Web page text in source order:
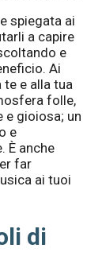
spiegata ai
a capire
e
Ai
e alla tua
folle,
e gioiosa; un
e
È anche
far
ai tuoi
di